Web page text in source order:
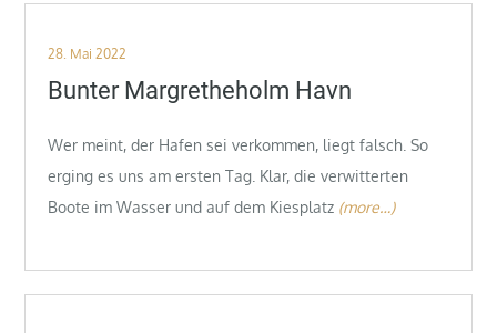
Posted
on
28. Mai 2022
Bunter Margretheholm Havn
Wer meint, der Hafen sei verkommen, liegt falsch. So
erging es uns am ersten Tag. Klar, die verwitterten
Boote im Wasser und auf dem Kiesplatz (more…)